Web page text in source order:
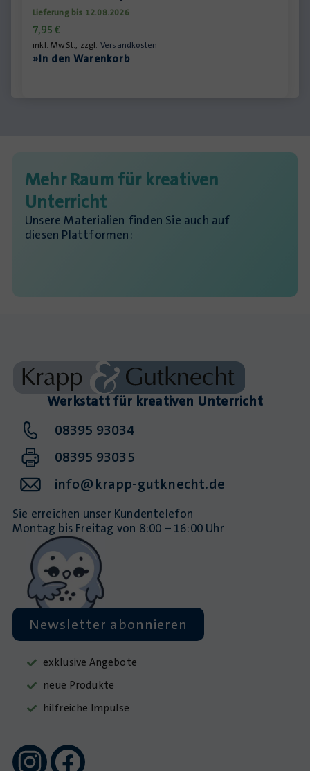
Lieferung bis 12.08.2026
7,95 €
inkl. MwSt., zzgl. Versandkosten
»In den Warenkorb
Mehr Raum für kreativen
Unterricht
Unsere Materialien finden Sie auch auf
diesen Plattformen:
Werkstatt für kreativen Unterricht
08395 93034
08395 93035
info@krapp-gutknecht.de
Sie erreichen unser Kundentelefon
Montag bis Freitag von 8:00 – 16:00 Uhr
Newsletter abonnieren
exklusive Angebote
neue Produkte
hilfreiche Impulse